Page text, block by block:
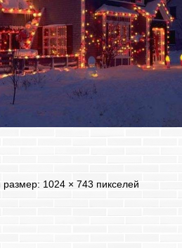
1024 × 743 пикселей